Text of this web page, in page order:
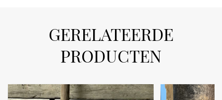
GERELATEERDE
PRODUCTEN